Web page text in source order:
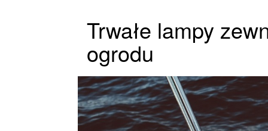
Trwałe lampy
ogrodu